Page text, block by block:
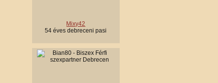
Mixy42
54 éves debreceni pasi